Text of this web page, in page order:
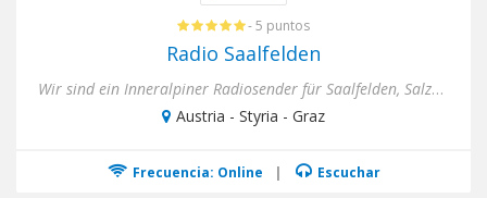
- 5 puntos
Radio Saalfelden
Wir sind ein Inneralpiner Radiosender für Saalfelden, Salzburg und ganz Österreich. Mit Stündlich Aktuellen Welt &...
Austria - Styria - Graz
Frecuencia: Online | Escuchar